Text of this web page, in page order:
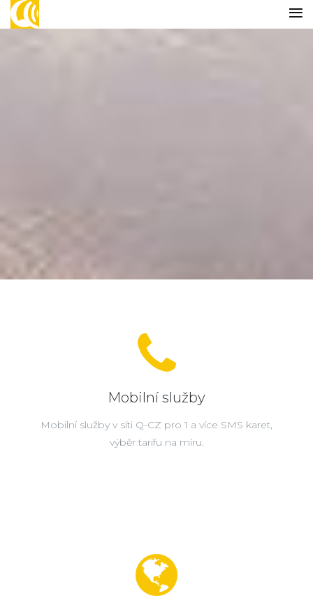
Mobilní služby
Mobilní služby v síti Q-CZ pro 1 a více SMS karet,
výběr tarifu na míru.